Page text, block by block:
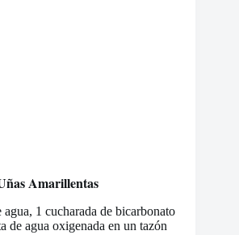
Amarillentas
1 cucharada de bicarbonato
de agua oxigenada en un tazón